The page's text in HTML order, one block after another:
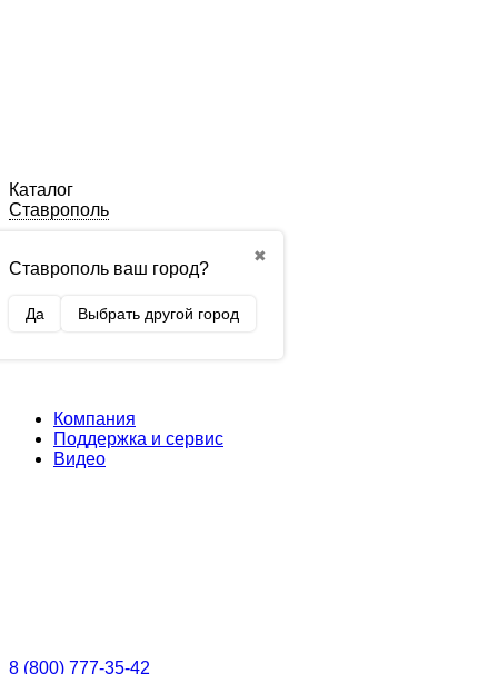
Каталог
Ставрополь
✖
Ставрополь ваш город?
Да Выбрать другой город
Компания
Поддержка и сервис
Видео
8 (800) 777-35-42